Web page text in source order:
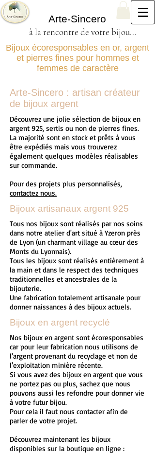
Arte-Sincero
à la rencontre de votre bijou...
Bijoux écoresponsables en or, argent
et pierres fines pour hommes et
femmes de caractère
Arte-Sincero : artisan créateur
de bijoux argent
Découvrez une jolie sélection de bijoux en
argent 925, sertis ou non de pierres fines.
La majorité sont en stock et prêts à vous
être expédiés mais vous trouverez
également quelques modèles réalisables
sur commande.
Pour des projets plus personnalisés,
contactez nous.
Bijoux artisanaux argent 925
Tous nos bijoux sont réalisés par nos soins
dans notre atelier d'art situé à Yzeron près
de Lyon (un charmant village au cœur des
Monts du Lyonnais).
Tous les bijoux sont réalisés entièrement à
la main et dans le respect des techniques
traditionnelles et ancestrales de la
bijouterie.
Une fabrication totalement artisanale pour
donner naissances à des bijoux actuels.
Bijoux en argent recyclé
Nos bijoux en argent sont écoresponsables
car pour leur fabrication nous utilisons de
l'argent provenant du recyclage et non de
l'exploitation minière récente.
Si vous avez des bijoux en argent que vous
ne portez pas ou plus, sachez que nous
pouvons aussi les refondre pour donner vie
à votre futur bijou.
Pour cela il faut nous contacter afin de
parler de votre projet.
Découvrez maintenant les bijoux
disponibles sur la boutique en ligne :